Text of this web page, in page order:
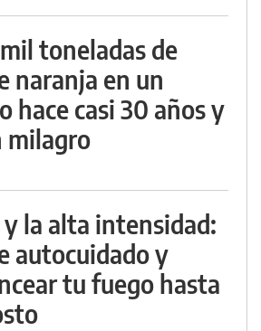
toneladas de
naranja en un
hace casi 30 años y
milagro
y la alta intensidad:
autocuidado y
tu fuego hasta